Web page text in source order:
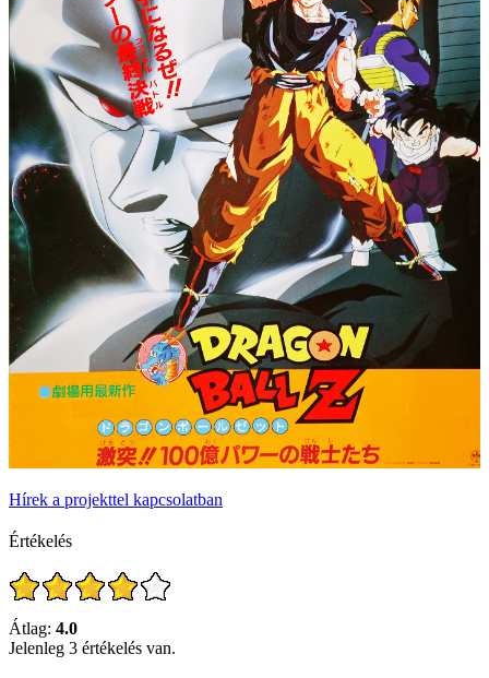
Hírek a projekttel kapcsolatban
Értékelés
Átlag: 4.0
Jelenleg 3 értékelés van.